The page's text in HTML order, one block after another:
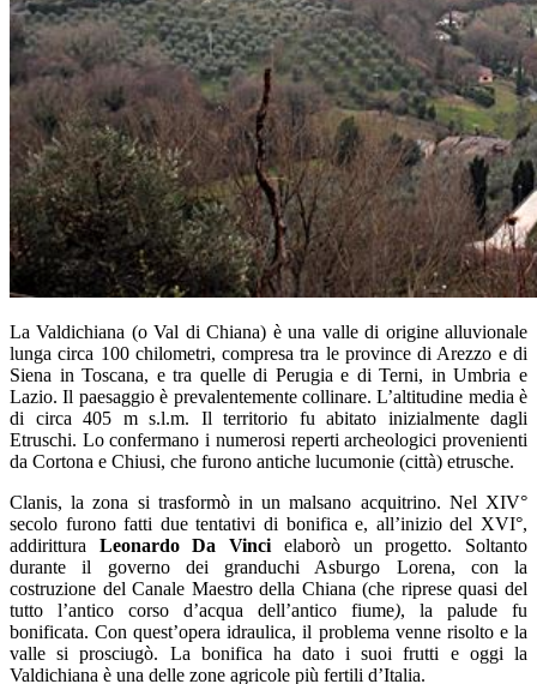
La Valdichiana (o Val di Chiana) è una valle di origine alluvionale
lunga circa 100 chilometri, compresa tra le province di Arezzo e di
Siena in Toscana, e tra quelle di Perugia e di Terni, in Umbria e
Lazio. Il paesaggio è prevalentemente collinare. L’altitudine media è
di circa 405 m s.l.m. Il territorio fu abitato inizialmente dagli
Etruschi. Lo confermano i numerosi reperti archeologici provenienti
da Cortona e Chiusi, che furono antiche lucumonie (città) etrusche.
Clanis, la zona si trasformò in un malsano acquitrino. Nel XIV°
secolo furono fatti due tentativi di bonifica e, all’inizio del XVI°,
addirittura Leonardo Da Vinci elaborò un progetto. Soltanto
durante il governo dei granduchi Asburgo Lorena, con la
costruzione del Canale Maestro della Chiana (che riprese quasi del
tutto l’antico corso d’acqua dell’antico fiume), la palude fu
bonificata. Con quest’opera idraulica, il problema venne risolto e la
valle si prosciugò. La bonifica ha dato i suoi frutti e oggi la
Valdichiana è una delle zone agricole più fertili d’Italia.